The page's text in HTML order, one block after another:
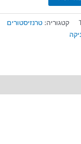
קטגוריה: טרנזיסטורים